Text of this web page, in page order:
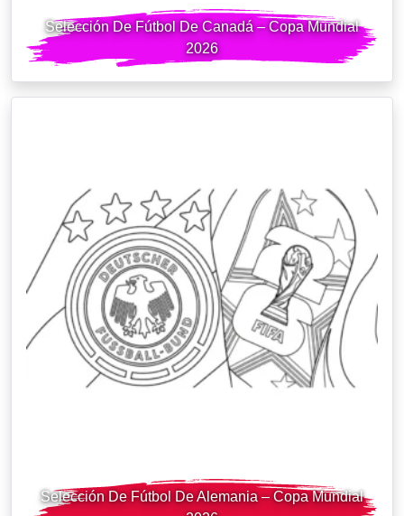
Selección De Fútbol De Canadá – Copa Mundial
2026
Selección De Fútbol De Alemania – Copa Mundial